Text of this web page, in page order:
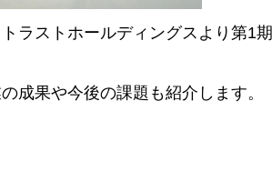
ラストホールディングスより第1期
成果や今後の課題も紹介します。